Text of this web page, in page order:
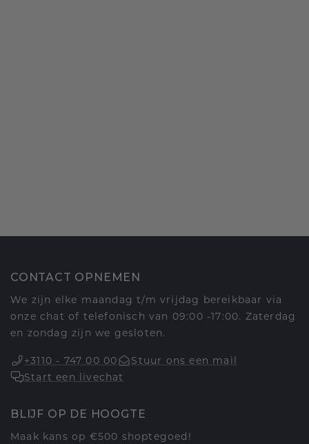
CONTACT OPNEMEN
We zijn elke maandag t/m vrijdag bereikbaar via
onze chat of telefonisch van 09:00 -17:00. Zaterdag
en zondag zijn we gesloten.
+3110 - 747 00 00
Stuur ons een mail
Start een livechat
BLIJF OP DE HOOGTE
Maak kans op €500 shoptegoed!